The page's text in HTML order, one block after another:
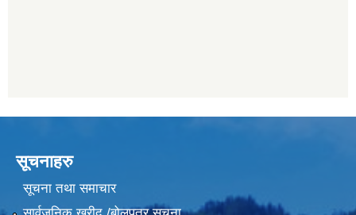
सूचनाहरु
सूचना तथा समाचार